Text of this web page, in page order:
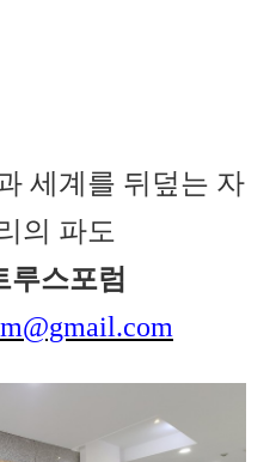
세계를 뒤덮는 자
의 파도
루스포럼